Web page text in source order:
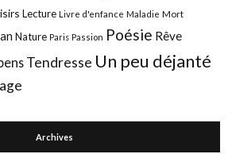
Lecture Livre d'enfance Maladie Mort
Nature Paris Passion Poésie Rêve
Tendresse Un peu déjanté
Archives